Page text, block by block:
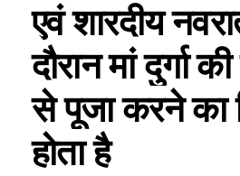
एवं शारदीय
दौरान मां दुर्गा
से पूजा करने का
होता है